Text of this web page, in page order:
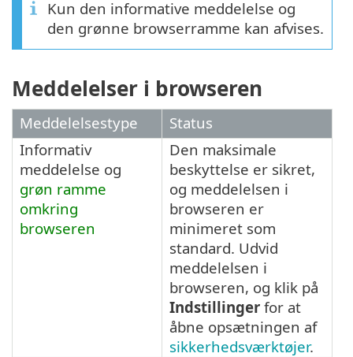
Kun den informative meddelelse og
den grønne browserramme kan afvises.
Meddelelser i browseren
Meddelelsestype
Status
Informativ
meddelelse og
grøn ramme
omkring
browseren
Den maksimale
beskyttelse er sikret,
og meddelelsen i
browseren er
minimeret som
standard. Udvid
meddelelsen i
browseren, og klik på
Indstillinger for at
åbne opsætningen af
sikkerhedsværktøjer.